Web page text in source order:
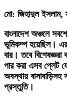
মো: জিহাদুল ইসলাম,
বাংলাদেশ অঞ্চলে
ভূমিকম্প হয়েছিল।
বার। তবে
পার করা এসব প্লেট
অবস্থায়
প্রস্তুতি।